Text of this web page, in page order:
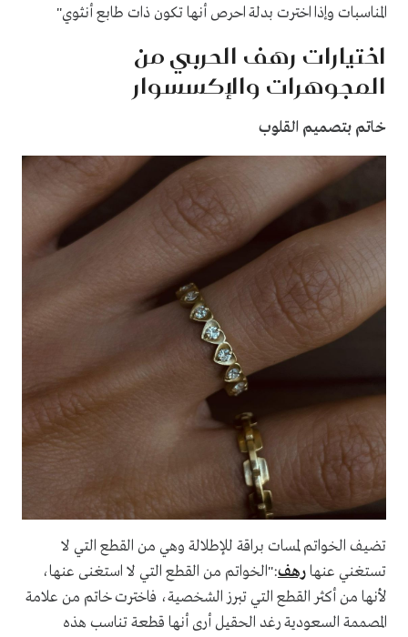
المناسبات وإذا اخترت بدلة احرص أنها تكون ذات طابع أنثوي"
اختيارات رهف الحربي من
المجوهرات والإكسسوار
تضيف الخواتم لمسات براقة للإطلالة وهي من القطع التي لا
تستغني عنهارهف:"الخواتم من القطع التي لا استغنى عنها،
لأنها من أكثر القطع التي تبرز الشخصية، فاخترت خاتم من علامة
المصممة السعودية رغد الحقيل أرى أنها قطعة تناسب هذه